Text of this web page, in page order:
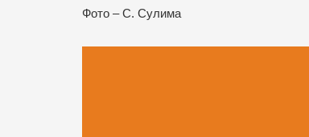
Фото – С. Сулима